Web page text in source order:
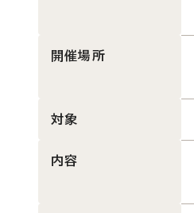
開催場所
対象
内容